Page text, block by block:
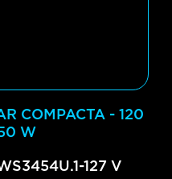
COMPACTA - 120
W
127 V